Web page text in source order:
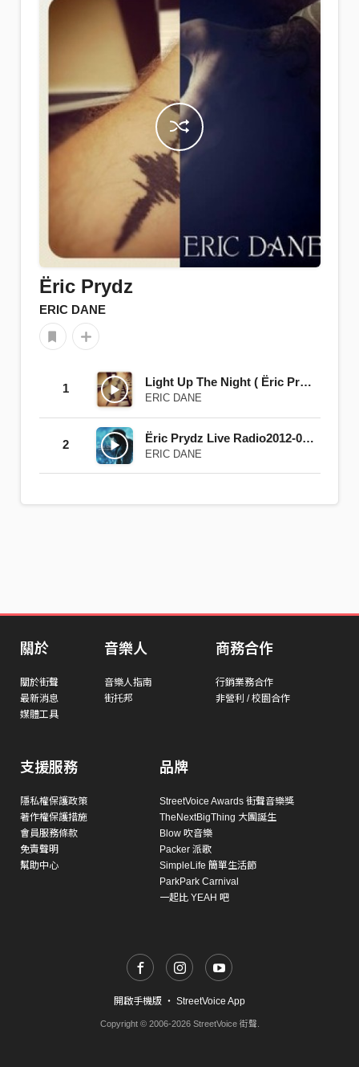
Ëric Prydz
ERIC DANE
1 Light Up The Night ( Ëric Prydz mix)
ERIC DANE
2 Ëric Prydz Live Radio2012-03-02_18h44m01.
ERIC DANE
關於
關於街聲
最新消息
媒體工具
音樂人
音樂人指南
街托邦
商務合作
行銷業務合作
非營利 / 校園合作
支援服務
隱私權保護政策
著作權保護措施
會員服務條款
免責聲明
幫助中心
品牌
StreetVoice Awards 街聲音樂獎
TheNextBigThing 大團誕生
Blow 吹音樂
Packer 派歌
SimpleLife 簡單生活節
ParkPark Carnival
一起比 YEAH 吧
開啟手機版 ・ StreetVoice App
Copyright © 2006-2026 StreetVoice 街聲.